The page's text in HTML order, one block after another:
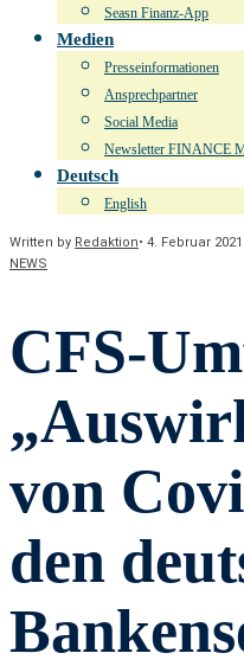
Seasn Finanz-App
Medien
Presseinformationen
Ansprechpartner
Social Media
Newsletter FINANCE
Deutsch
English
Written by Redaktion• 4. Februar 2021
NEWS
CFS-
von
den